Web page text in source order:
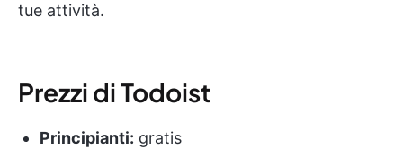
tue attività.
Prezzi di Todoist
Principianti: gratis